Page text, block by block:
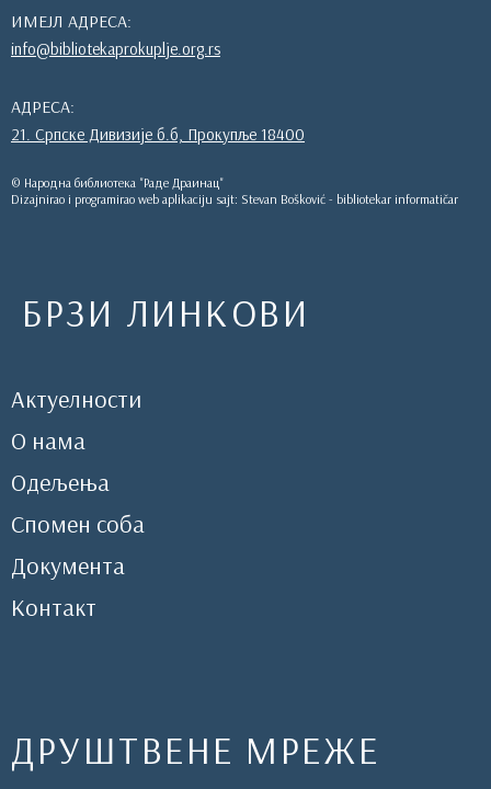
ИМЕЈЛ АДРЕСА:
info@bibliotekaprokuplje.org.rs
АДРЕСА:
21. Српске Дивизије б.б, Прокупље 18400
© Народна библиотека "Раде Драинац"
Dizajnirao i programirao web aplikaciju sajt: Stevan Bošković - bibliotekar informatičar
БРЗИ ЛИНКОВИ
Актуелности
О нама
Одељења
Спомен соба
Документа
Контакт
ДРУШТВЕНЕ МРЕЖЕ